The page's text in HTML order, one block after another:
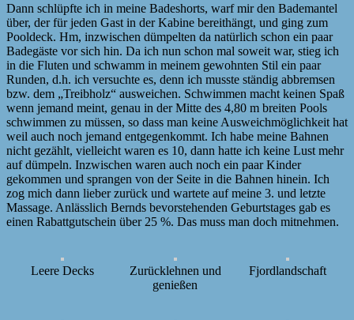
Dann schlüpfte ich in meine Badeshorts, warf mir den Bademantel
über, der für jeden Gast in der Kabine bereithängt, und ging zum
Pooldeck. Hm, inzwischen dümpelten da natürlich schon ein paar
Badegäste vor sich hin. Da ich nun schon mal soweit war, stieg ich
in die Fluten und schwamm in meinem gewohnten Stil ein paar
Runden, d.h. ich versuchte es, denn ich musste ständig abbremsen
bzw. dem „Treibholz“ ausweichen. Schwimmen macht keinen Spaß
wenn jemand meint, genau in der Mitte des 4,80 m breiten Pools
schwimmen zu müssen, so dass man keine Ausweichmöglichkeit hat
weil auch noch jemand entgegenkommt. Ich habe meine Bahnen
nicht gezählt, vielleicht waren es 10, dann hatte ich keine Lust mehr
auf dümpeln. Inzwischen waren auch noch ein paar Kinder
gekommen und sprangen von der Seite in die Bahnen hinein. Ich
zog mich dann lieber zurück und wartete auf meine 3. und letzte
Massage. Anlässlich Bernds bevorstehenden Geburtstages gab es
einen Rabattgutschein über 25 %. Das muss man doch mitnehmen.
Leere Decks
Zurücklehnen und
genießen
Fjordlandschaft